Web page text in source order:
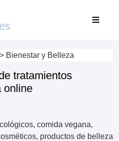
> Bienestar y Belleza
tratamientos
online
comida vegana,
productos de belleza